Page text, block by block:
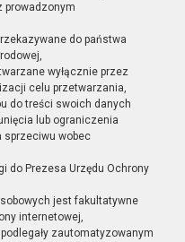
prowadzonym
do państwa
wyłącznie przez
celu przetwarzania,
do treści swoich danych
lub ograniczenia
sprzeciwu wobec
do Prezesa Urzędu Ochrony
jest fakultatywne
internetowej,
zautomatyzowanym